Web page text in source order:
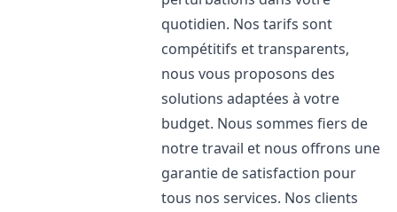
quotidien. Nos tarifs sont
compétitifs et transparents,
nous vous proposons des
solutions adaptées à votre
budget. Nous sommes fiers de
notre travail et nous offrons une
garantie de satisfaction pour
tous nos services. Nos clients